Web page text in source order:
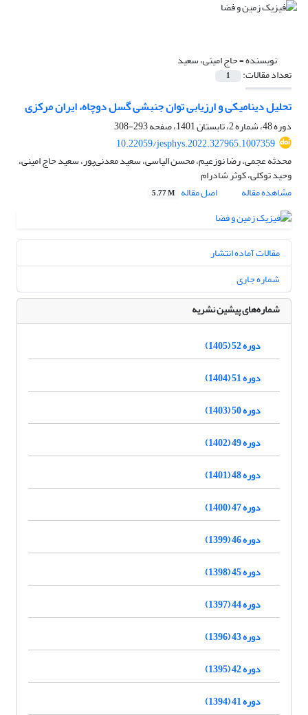
نویسنده =حاج امینی، سعید
تعداد مقالات: 1
تحلیل دینامیکی و ارزیابی توان جنبشی گسل دوچاه، ایران مرکزی
دوره 48، شماره 2، تابستان 1401، صفحه
293-308
10.22059/jesphys.2022.327965.1007359
محدثه عجمی، رضا نوزعیم، محسن الیاسی، سعید معدنی‌پور، سعید حاج امینی،
وحید توکلی، کوثر شادرام
مشاهده مقاله
اصل مقاله 5.77 M
مقالات آماده انتشار
شماره جاری
شماره‌های پیشین نشریه
دوره 52 (1405)
دوره 51 (1404)
دوره 50 (1403)
دوره 49 (1402)
دوره 48 (1401)
دوره 47 (1400)
دوره 46 (1399)
دوره 45 (1398)
دوره 44 (1397)
دوره 43 (1396)
دوره 42 (1395)
دوره 41 (1394)